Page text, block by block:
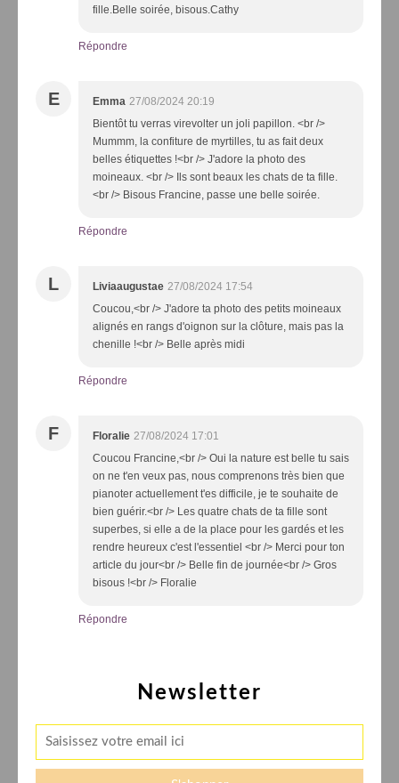
fille.Belle soirée, bisous.Cathy
Répondre
E Emma 27/08/2024 20:19
Bientôt tu verras virevolter un joli papillon. <br />
Mummm, la confiture de myrtilles, tu as fait deux
belles étiquettes !<br /> J'adore la photo des
moineaux. <br /> Ils sont beaux les chats de ta fille.
<br /> Bisous Francine, passe une belle soirée.
Répondre
L Liviaaugustae 27/08/2024 17:54
Coucou,<br /> J'adore ta photo des petits moineaux
alignés en rangs d'oignon sur la clôture, mais pas la
chenille !<br /> Belle après midi
Répondre
F Floralie 27/08/2024 17:01
Coucou Francine,<br /> Oui la nature est belle tu sais
on ne t'en veux pas, nous comprenons très bien que
pianoter actuellement t'es difficile, je te souhaite de
bien guérir.<br /> Les quatre chats de ta fille sont
superbes, si elle a de la place pour les gardés et les
rendre heureux c'est l'essentiel <br /> Merci pour ton
article du jour<br /> Belle fin de journée<br /> Gros
bisous !<br /> Floralie
Répondre
Newsletter